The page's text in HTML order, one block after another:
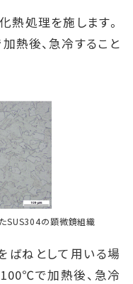
熱処理を施します。
熱後、急冷すること
SUS304の顕微鏡組織
ばねとして用いる場
で加熱後、急冷